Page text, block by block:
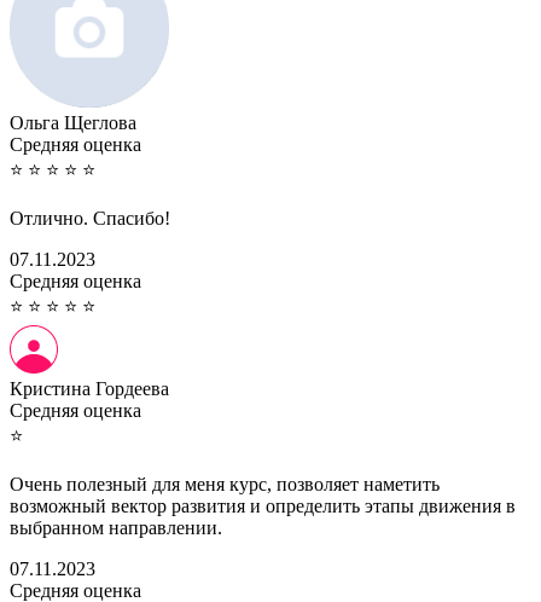
Ольга Щеглова
Cредняя оценка
⭐ ⭐ ⭐ ⭐ ⭐
Отлично. Спасибо!
07.11.2023
Cредняя оценка
⭐ ⭐ ⭐ ⭐ ⭐
Кристина Гордеева
Cредняя оценка
⭐
Очень полезный для меня курс, позволяет наметить
возможный вектор развития и определить этапы движения в
выбранном направлении.
07.11.2023
Cредняя оценка